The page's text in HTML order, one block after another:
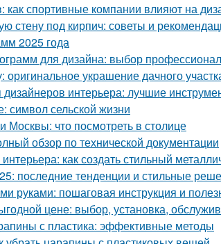
как спортивные компании влияют на
стену под кирпич: советы и
2025 года
для дизайна: выбор
оригинальное украшение дачного
интерьера: лучшие
символ сельской жизни
Москвы: что посмотреть в столице
обзор по технической документации
как создать стильный
последние тенденции и стильные
руками: пошаговая инструкция и
цене: выбор, установка,
с пластика: эффективные методы